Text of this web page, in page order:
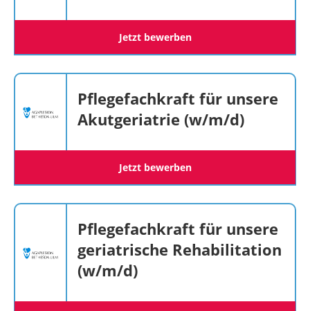
Jetzt bewerben
Pflegefachkraft für unsere
Akutgeriatrie (w/m/d)
Jetzt bewerben
Pflegefachkraft für unsere
geriatrische Rehabilitation
(w/m/d)